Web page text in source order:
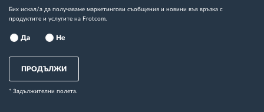
Бих искал/а да получаваме маркетингови съобщения и новини във връзка с
продуктите и услугите на Frotcom.
Да Не
ПРОДЪЛЖИ
* Задължителни полета.